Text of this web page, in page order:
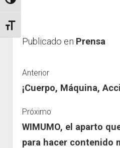
Tamaño del texto
Publicado en Prensa
Anterior
¡Cuerpo, Máquina,
Próximo
WIMUMO, el aparto
para hacer contenido